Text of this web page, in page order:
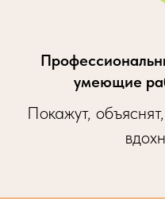
умеющие
Покажут,